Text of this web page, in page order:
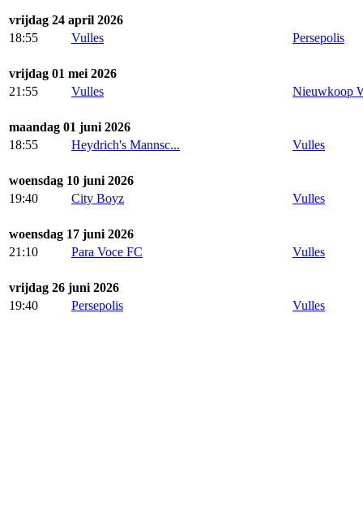
vrijdag 24 april 2026
18:55
Vulles Persepolis
vrijdag 01 mei 2026
21:55
Vulles Nieuwkoop
maandag 01 juni 2026
18:55
Heydrich's Mannsc... Vulles
woensdag 10 juni 2026
19:40
City Boyz Vulles
woensdag 17 juni 2026
21:10
Para Voce FC Vulles
vrijdag 26 juni 2026
19:40
Persepolis Vulles